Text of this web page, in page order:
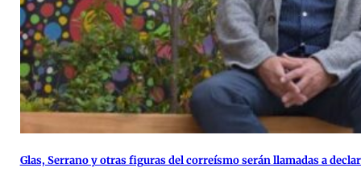
Glas, Serrano y otras figuras del correísmo serán llamadas a